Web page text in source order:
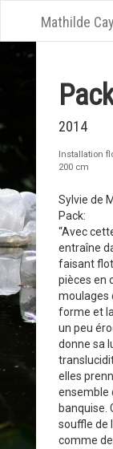
Mathilde
2014
Installation
200 cm
Sylvie de
Pack:
“Avec
entraîne
faisant
pièces en
moulages
forme et
un peu
donne sa
elles
ensemble
banquise.
souffle de
comme